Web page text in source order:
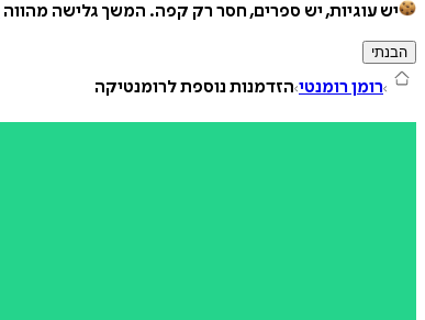
יש עוגיות, יש ספרים, חסר רק קפה. המשך גלישה מהווה
הבנתי
רומן רומנטי הזדמנות נוספת לרומנטיקה